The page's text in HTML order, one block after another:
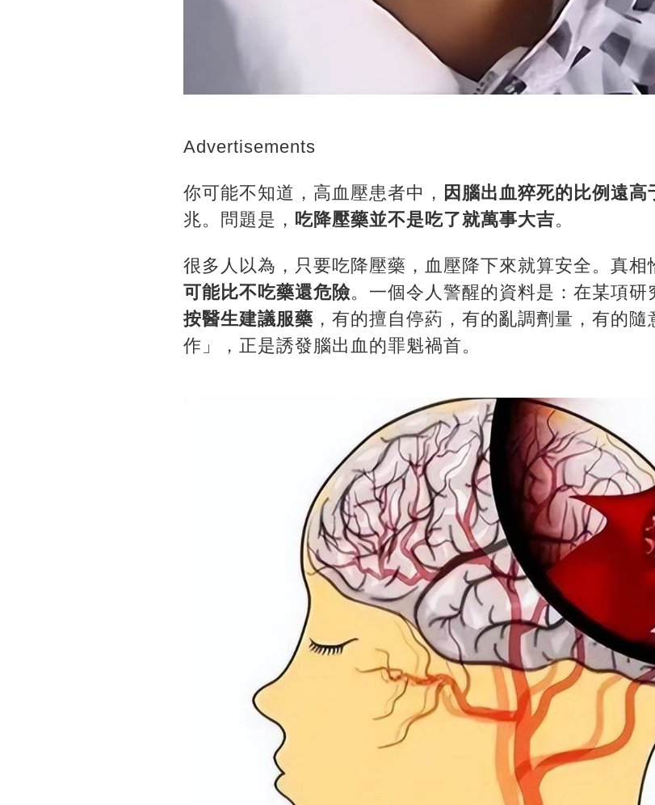
Advertisements
你可能不知道，高血壓患者中， 因腦出血猝死的比例遠高
兆。問題是， 吃降壓藥並不是吃了就萬事大吉。
很多人以為，只要吃降壓藥，血壓降下來就算安全。真相
可能比不吃藥還危險。一個令人警醒的資料是：在某項研
按醫生建議服藥 ，有的擅自停葯，有的亂調劑量，有的
作」，正是誘發腦出血的罪魁禍首。